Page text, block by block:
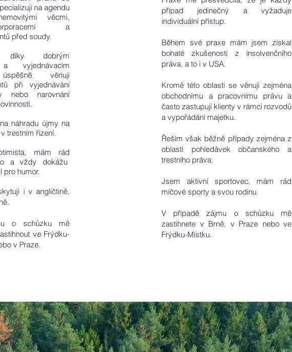
na agendu
věcmi,
a
před soudy.
dobrým
a vyjednávacím
věnuji
při vyjednávání
nebo narovnání
náhradu újmy na
trestním řízení.
mám rád
a vždy dokážu
pro humor.
i v angličtině,
o schůzku mě
ve Frýdku-
v Praze.
případ jedinečný a vyžaduje
individuální přístup.
Během své praxe mám jsem získal
bohaté zkušenosti z insolvenčního
práva, a to i v USA.
Kromě této oblasti se věnuji zejména
obchodnímu a pracovnímu právu a
často zastupuji klienty v rámci rozvodů
a vypořádání majetku.
Řeším však běžně případy zejména z
oblasti pohledávek občanského a
trestního práva.
Jsem aktivní sportovec, mám rád
míčové sporty a svou rodinu.
V případě zájmu o schůzku mě
zastihnete v Brně, v Praze nebo ve
Frýdku-Místku.